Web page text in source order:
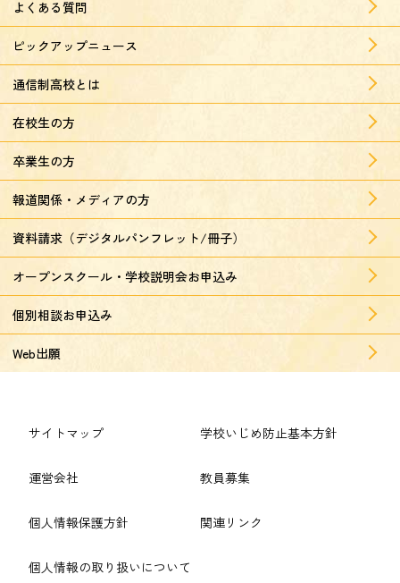
よくある質問
ピックアップニュース
通信制高校とは
在校生の方
卒業生の方
報道関係・メディアの方
資料請求（デジタルパンフレット/冊子）
オープンスクール・学校説明会お申込み
個別相談お申込み
Web出願
サイトマップ
運営会社
個人情報保護方針
個人情報の取り扱いについて
学校いじめ防止基本方針
教員募集
関連リンク